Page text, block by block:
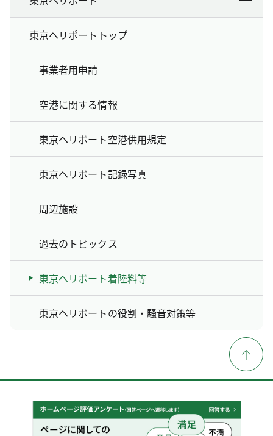
東京ヘリポートトップ
事業者用申請
空港に関する情報
東京ヘリポート空港供用規定
東京ヘリポート記録写真
周辺施設
過去のトピックス
東京ヘリポート着陸料等
東京ヘリポートの役割・騒音対策等